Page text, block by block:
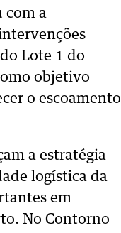
com a
Lote 1 do
objetivo
o escoamento
a estratégia
logística da
em
No Contorno